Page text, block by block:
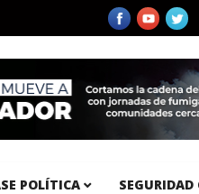
del Pacífico registra 92 % de
POLÍTICA